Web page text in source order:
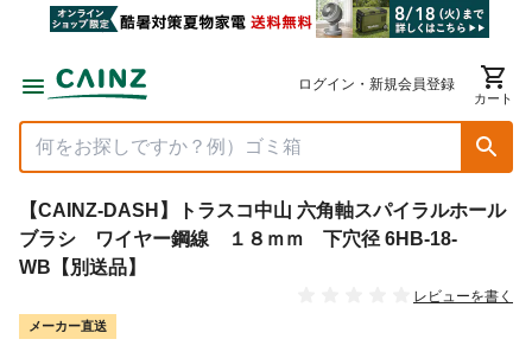
ログイン・新規会員登録
カート
【CAINZ-DASH】トラスコ中山 六角軸スパイラルホール
ブラシ ワイヤー鋼線 １８ｍｍ 下穴径 6HB-18-
WB【別送品】
レビューを書く
メーカー直送